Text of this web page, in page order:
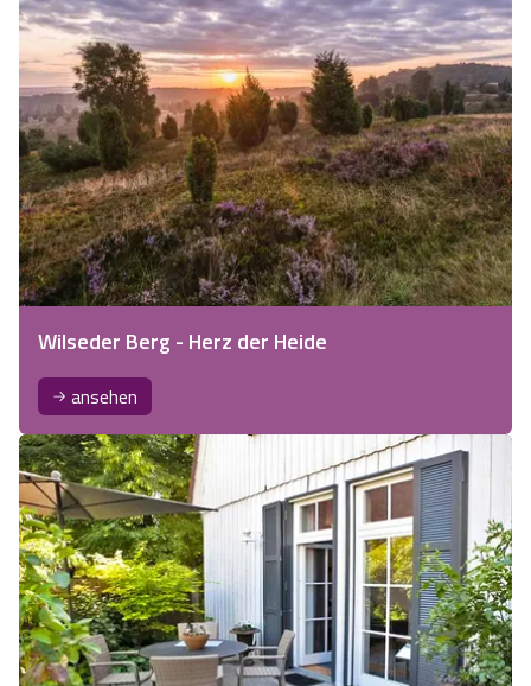
Wilseder Berg - Herz der Heide
ansehen